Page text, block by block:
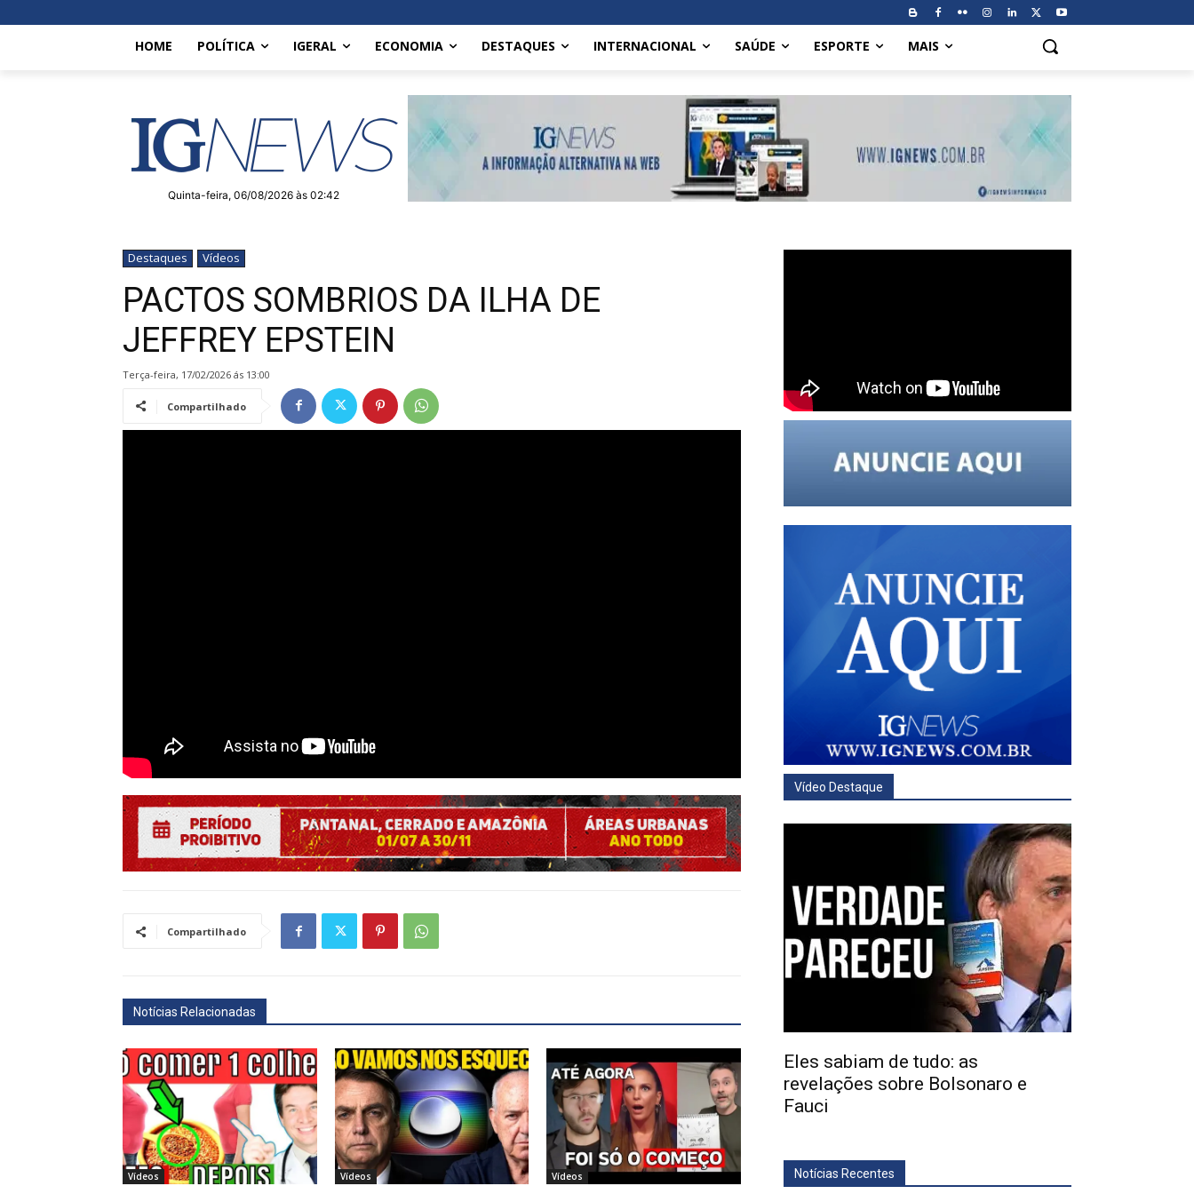
HOME POLÍTICA IGERAL ECONOMIA DESTAQUES INTERNACIONAL SAÚDE ESPORTE MAIS
Quinta-feira, 06/08/2026 às 02:42
Destaques Vídeos
PACTOS SOMBRIOS DA ILHA DE
JEFFREY EPSTEIN
terça-feira, 17/02/2026 ás 13:00
Compartilhado
Compartilhado
Notícias Relacionadas
Vídeos Vídeos Vídeos
Vídeo Destaque
Eles sabiam de tudo: as
revelações sobre Bolsonaro e
Fauci
Notícias Recentes